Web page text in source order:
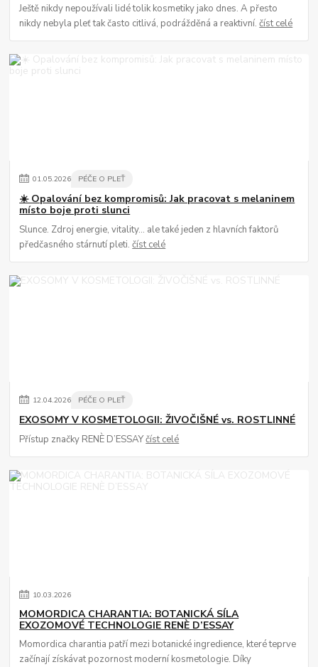
Ještě nikdy nepoužívali lidé tolik kosmetiky jako dnes. A přesto
nikdy nebyla pleť tak často citlivá, podrážděná a reaktivní.číst celé
01.05.2026 PÉČE O PLEŤ
☀️ Opalování bez kompromisů: Jak pracovat s melaninem
místo boje proti slunci
Slunce. Zdroj energie, vitality… ale také jeden z hlavních faktorů
předčasného stárnutí pleti.číst celé
12.04.2026 PÉČE O PLEŤ
EXOSOMY V KOSMETOLOGII: ŽIVOČIŠNÉ vs. ROSTLINNÉ
Přístup značky RENÈ D’ESSAYčíst celé
10.03.2026
MOMORDICA CHARANTIA: BOTANICKÁ SÍLA
EXOZOMOVÉ TECHNOLOGIE RENÈ D’ESSAY
Momordica charantia patří mezi botanické ingredience, které teprve
začínají získávat pozornost moderní kosmetologie. Díky